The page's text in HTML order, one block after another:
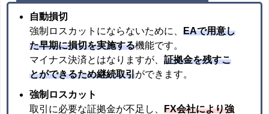
自動損切
強制ロスカットにならないために、EAで用意し
た早期に損切を実施する機能です。
マイナス決済とはなりますが、証拠金を残すこ
とができるため継続取引ができます。
強制ロスカット
取引に必要な証拠金が不足し、FX会社により強